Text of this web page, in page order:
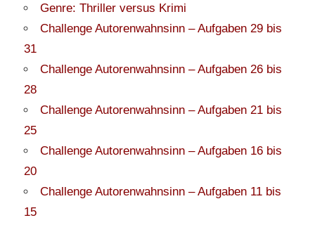
Genre: Thriller versus Krimi
Challenge Autorenwahnsinn – Aufgaben 29 bis
31
Challenge Autorenwahnsinn – Aufgaben 26 bis
28
Challenge Autorenwahnsinn – Aufgaben 21 bis
25
Challenge Autorenwahnsinn – Aufgaben 16 bis
20
Challenge Autorenwahnsinn – Aufgaben 11 bis
15